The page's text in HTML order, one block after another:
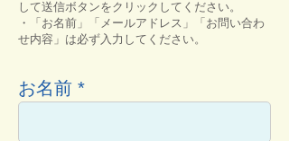
して送信ボタンをクリックしてください。
・「お名前」「メールアドレス」「お問い合わ
せ内容」は必ず入力してください。
お名前